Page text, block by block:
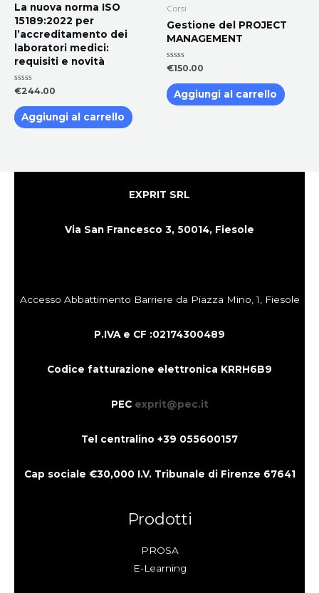
La nuova norma ISO
15189:2022 per
l’accreditamento dei
laboratori medici:
requisiti e novità
Valutato
su
5
€244.00
Aggiungi al carrello
Corsi
Gestione del PROJECT
MANAGEMENT
Valutato
su
5
€150.00
Aggiungi al carrello
EXPRIT SRL
Via San Francesco 3, 50014, Fiesole
Accesso Abbattimento Barriere da Piazza Mino, 1, Fiesole
P.IVA e CF :02174300489
Codice fatturazione elettronica KRRH6B9
PEC exprit@pec.it
Tel centralino +39 055600157
Cap sociale €30,000 I.V. Tribunale di Firenze 67641
Prodotti
PROSA
E-Learning